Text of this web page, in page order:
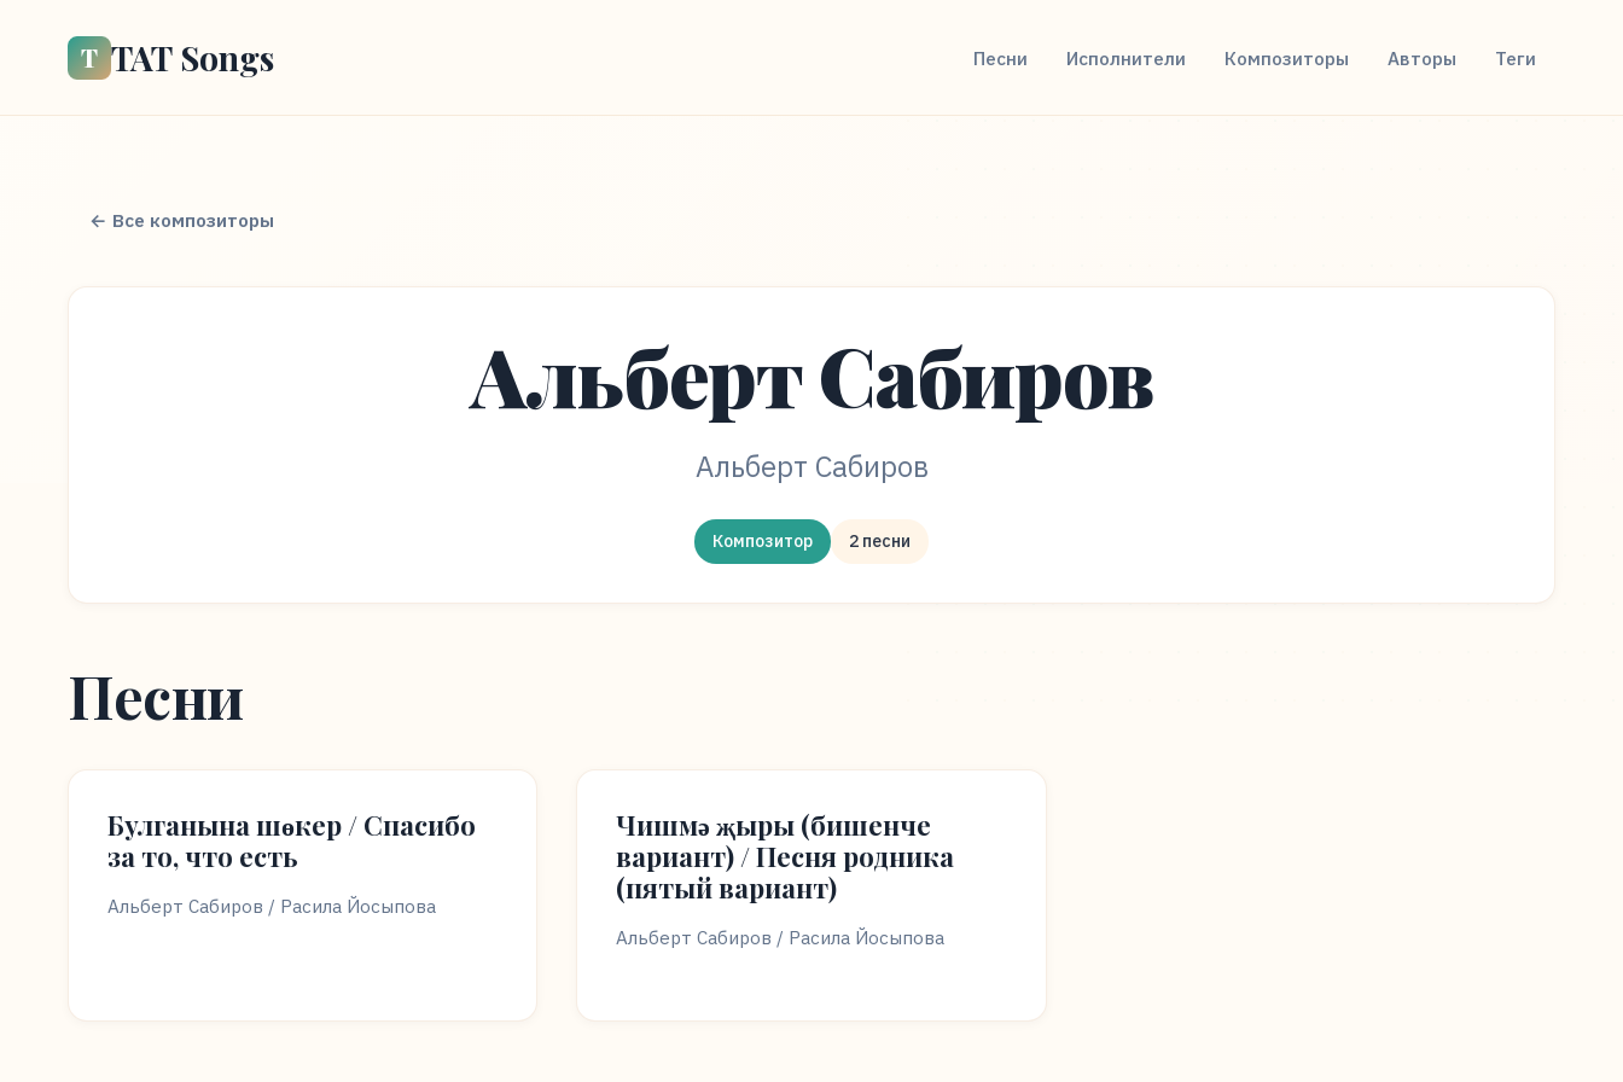
Т TAT Songs Песни Исполнители Композиторы Авторы Теги
← Все композиторы
Альберт Сабиров
Альберт Сабиров
Композитор 2 песни
Песни
Булганына шөкер / Спасибо
за то, что есть
Альберт Сабиров / Расила Йосыпова
Чишмә җыры (бишенче
вариант) / Песня родника
(пятый вариант)
Альберт Сабиров / Расила Йосыпова